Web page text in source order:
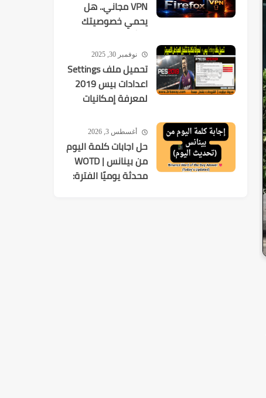
VPN مجاني.. هل
يحمي خصوصيتك
فعلًا؟
نوفمبر 30, 2025
تحميل ملف Settings
اعدادات بيس 2019
لمعرفة إمكانيات
أغسطس 3, 2026
حل اجابات كلمة اليوم
من بينانس | WOTD
محدثة يوميًا الفترة: